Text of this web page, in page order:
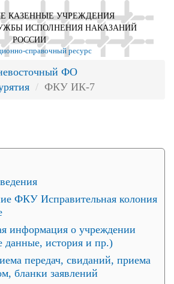
КАЗЕННЫЕ УЧРЕЖДЕНИЯ
ИСПОЛНЕНИЯ НАКАЗАНИЙ
РОССИИ
справочный ресурс
ФО
ФКУ ИК-7
ФКУ Исправительная колония
информация о учреждении
данные, история и пр.)
передач, свиданий, приема
бланки заявлений